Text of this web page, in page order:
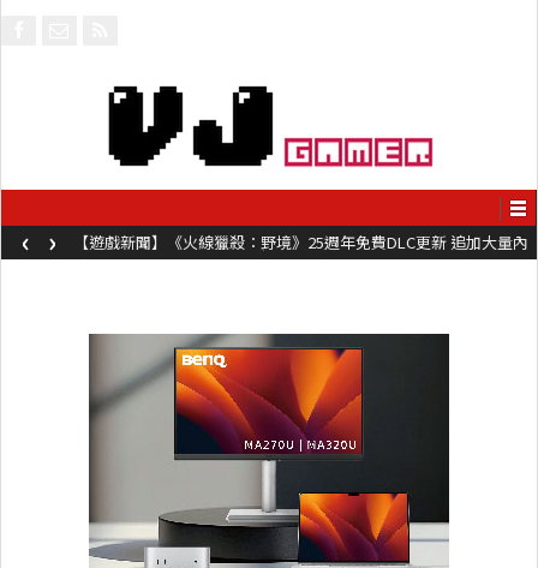
【遊戲新聞】《火線獵殺：野境》25週年免費DLC更新 追加大量內
容同時系舊作限時超平價折扣
‹ ›